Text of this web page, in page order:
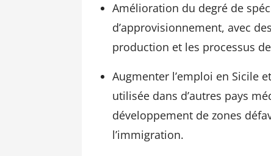
Amélioration du degré de
d’approvisionnement, avec
production et les processus
Augmenter l’emploi en Sicile
utilisée dans d’autres pays
développement de zones
l’immigration.